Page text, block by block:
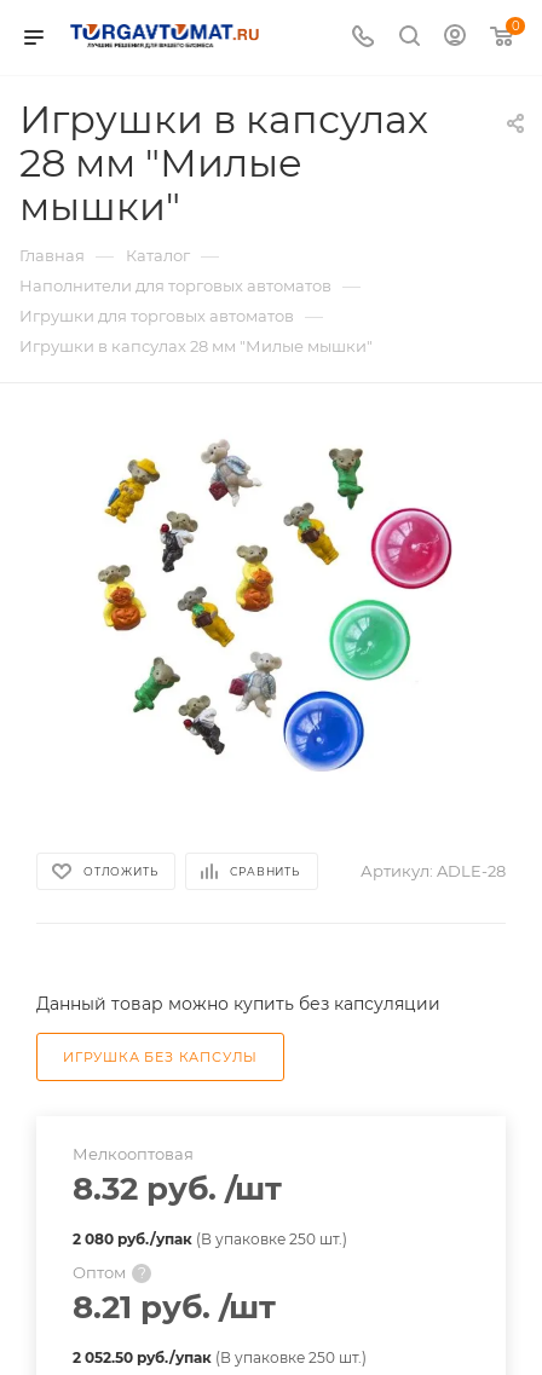
0
Игрушки в капсулах
28 мм "Милые
мышки"
Главная — Каталог —
Наполнители для торговых автоматов —
Игрушки для торговых автоматов —
Игрушки в капсулах 28 мм "Милые мышки"
ОТЛОЖИТЬ СРАВНИТЬ Артикул: ADLE-28
Данный товар можно купить без капсуляции
ИГРУШКА БЕЗ КАПСУЛЫ
Мелкооптовая
8.32 руб. /шт
2 080 руб./упак (В упаковке 250 шт.)
Оптом ?
8.21 руб. /шт
2 052.50 руб./упак (В упаковке 250 шт.)